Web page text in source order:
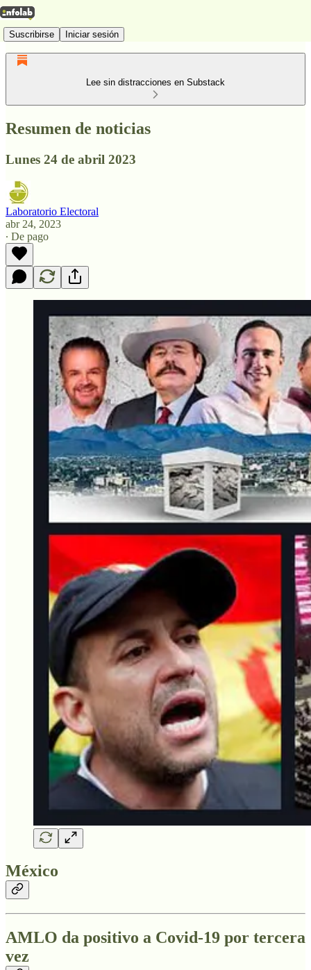
Suscribirse Iniciar sesión
Lee sin distracciones en Substack
Resumen de noticias
Lunes 24 de abril 2023
Laboratorio Electoral
abr 24, 2023
∙ De pago
México
AMLO da positivo a Covid-19 por tercera
vez